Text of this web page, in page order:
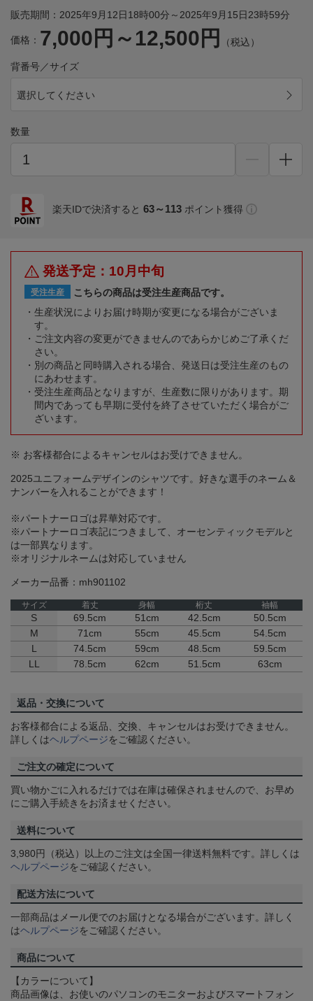
販売期間：2025年9月12日18時00分～2025年9月15日23時59分
価格： 7,000円～12,500円 （税込）
背番号／サイズ
選択してください
数量
楽天IDで決済すると 63～113 ポイント獲得
発送予定：10月中旬
受注生産
こちらの商品は受注生産商品です。
生産状況によりお届け時期が変更になる場合がございま
す。
ご注文内容の変更ができませんのであらかじめご了承くだ
さい。
別の商品と同時購入される場合、発送日は受注生産のもの
にあわせます。
受注生産商品となりますが、生産数に限りがあります。期
間内であっても早期に受付を終了させていただく場合がご
ざいます。
※ お客様都合によるキャンセルはお受けできません。
2025ユニフォームデザインのシャツです。好きな選手のネーム＆
ナンバーを入れることができます！
※パートナーロゴは昇華対応です。
※パートナーロゴ表記につきまして、オーセンティックモデルと
は一部異なります。
※オリジナルネームは対応していません
メーカー品番：mh901102
サイズ 着丈 身幅 桁丈 袖幅
S 69.5cm 51cm 42.5cm
50.5cm
M
71cm 55cm 45.5cm
54.5cm
L
74.5cm 59cm 48.5cm
59.5cm
LL
78.5cm 62cm 51.5cm 63cm
返品・交換について
お客様都合による返品、交換、キャンセルはお受けできません。
詳しくはヘルプページをご確認ください。
ご注文の確定について
買い物かごに入れるだけでは在庫は確保されませんので、お早め
にご購入手続きをお済ませください。
送料について
3,980円（税込）以上のご注文は全国一律送料無料です。詳しくは
ヘルプページをご確認ください。
配送方法について
一部商品はメール便でのお届けとなる場合がございます。詳しく
はヘルプページをご確認ください。
商品について
【カラーについて】
商品画像は、お使いのパソコンのモニターおよびスマートフォン